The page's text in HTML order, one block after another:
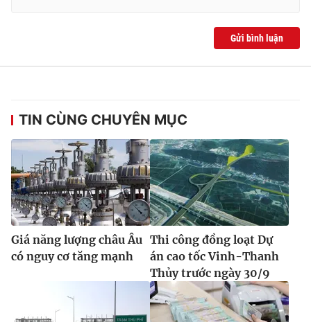
Gửi bình luận
TIN CÙNG CHUYÊN MỤC
Giá năng lượng châu Âu
có nguy cơ tăng mạnh
Thi công đồng loạt Dự
án cao tốc Vinh-Thanh
Thủy trước ngày 30/9